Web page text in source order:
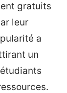
gratuits
leur
a
un